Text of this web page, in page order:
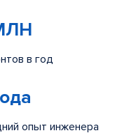
в год
опыт инженера